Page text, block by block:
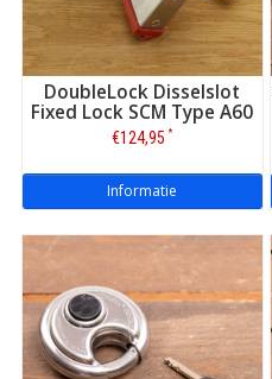
DoubleLock Disselslot
Fixed Lock SCM Type A60
€124,95 *
Informatie